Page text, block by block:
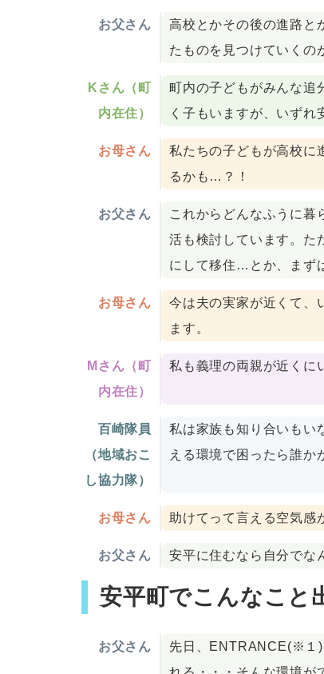
お父さん
高校とかその後の進路と
たものを見つけていくの
Kさん（町
内在住）
町内の子どもがみんな追
く子もいますが、いずれ
お母さん
私たちの子どもが高校に
るかも…？！
お父さん
これからどんなふうに暮
活も検討しています。た
にして移住…とか、まず
お母さん
今は夫の実家が近くて、
ます。
Mさん（町
内在住）
私も義理の両親が近くに
百崎隊員
（地域おこ
し協力隊）
私は家族も知り合いもい
える環境で困ったら誰か
お母さん 助けてって言える空気感
お父さん 安平に住むなら自分でな
安平町でこんなこと
お父さん
先日、ENTRANCE(※１)